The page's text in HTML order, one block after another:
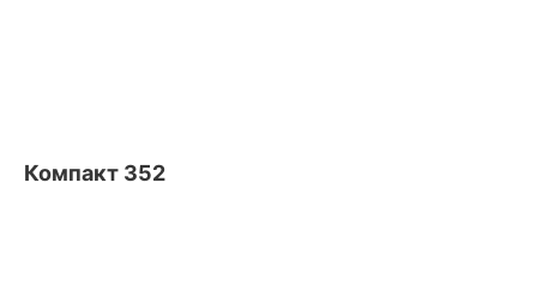
Компакт 352